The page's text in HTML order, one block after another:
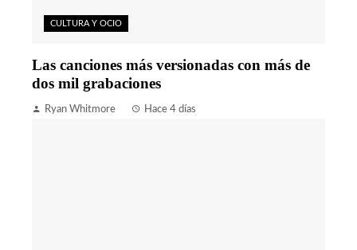
CULTURA Y OCIO
Las canciones más versionadas con más de
dos mil grabaciones
Ryan Whitmore Hace 4 días